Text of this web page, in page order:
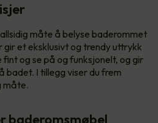
måte å belyse baderommet
gir et eksklusivt og trendy uttrykk
og se på og funksjonelt, og gir
badet. I tillegg viser du frem
måte.